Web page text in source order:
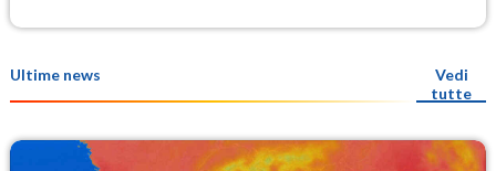
Ultime news
Vedi
tutte